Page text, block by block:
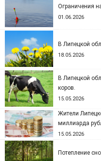
Ограничения
01.06.2026
В Липецкой
18.05.2026
В Липецкой
коров.
15.05.2026
Жители
миллиарда
15.05.2026
Потепление